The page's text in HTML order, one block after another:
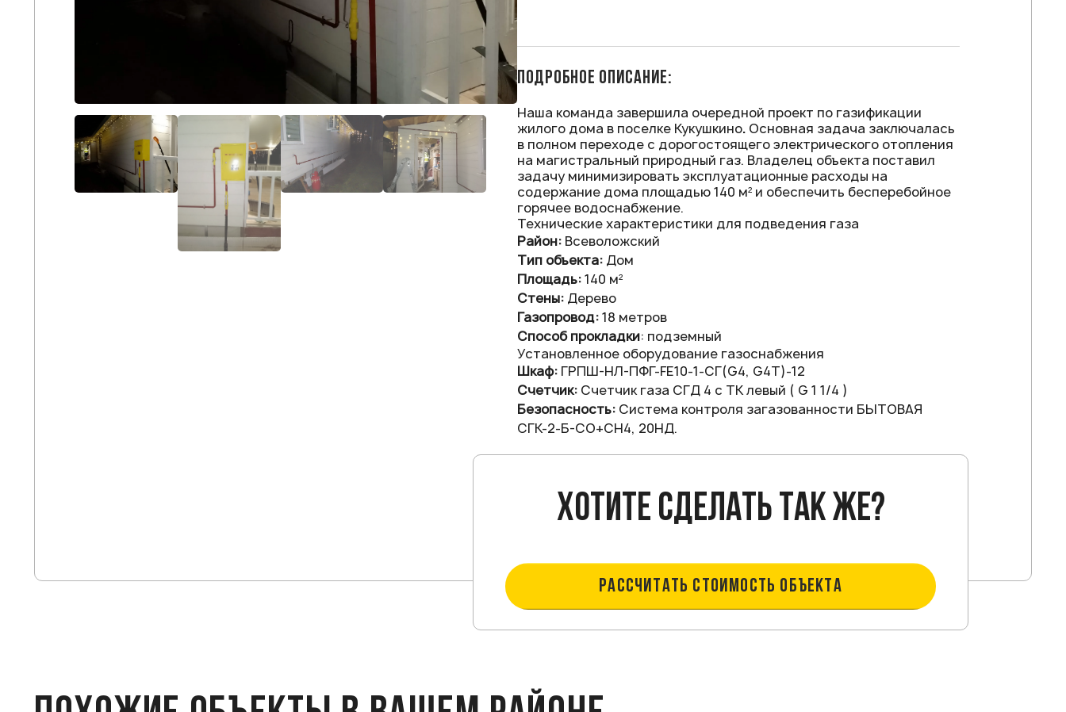
ПОДРОБНОЕ ОПИСАНИЕ:
Наша команда завершила очередной проект по газификации
жилого дома в поселке Кукушкино. Основная задача заключалась
в полном переходе с дорогостоящего электрического отопления
на магистральный природный газ. Владелец объекта поставил
задачу минимизировать эксплуатационные расходы на
содержание дома площадью 140 м² и обеспечить бесперебойное
горячее водоснабжение.
Технические характеристики для подведения газа
Район: Всеволожский
Тип объекта: Дом
Площадь:140 м²
Стены: Дерево
Газопровод:18 метров
Способ прокладки: подземный
Установленное оборудование газоснабжения
Шкаф: ГРПШ-НЛ-ПФГ-FE10-1-СГ(G4, G4T)-12
Счетчик: Счетчик газа СГД 4 с ТК левый ( G 1 1/4 )
Безопасность: Система контроля загазованности БЫТОВАЯ
СГК-2-Б-СО+СН4, 20НД.
Хотите сделать так же?
РАССЧИТАТЬ СТОИМОСТЬ ОБЪЕКТА